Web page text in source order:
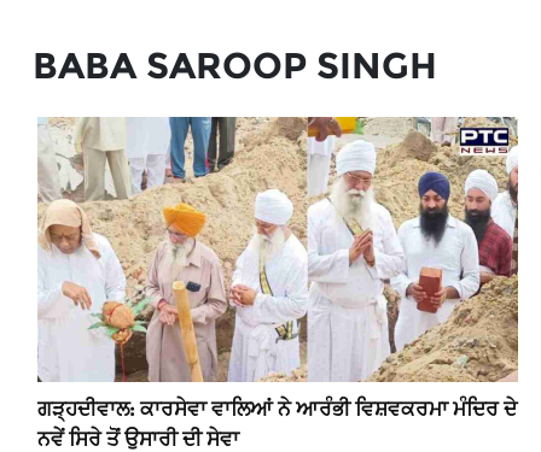
BABA SAROOP SINGH
ਗੜ੍ਹਦੀਵਾਲ: ਕਾਰਸੇਵਾ ਵਾਲਿਆਂ ਨੇ ਆਰੰਭੀ ਵਿਸ਼ਵਕਰਮਾ ਮੰਦਿਰ ਦੇ
ਨਵੇਂ ਸਿਰੇ ਤੋਂ ਉਸਾਰੀ ਦੀ ਸੇਵਾ